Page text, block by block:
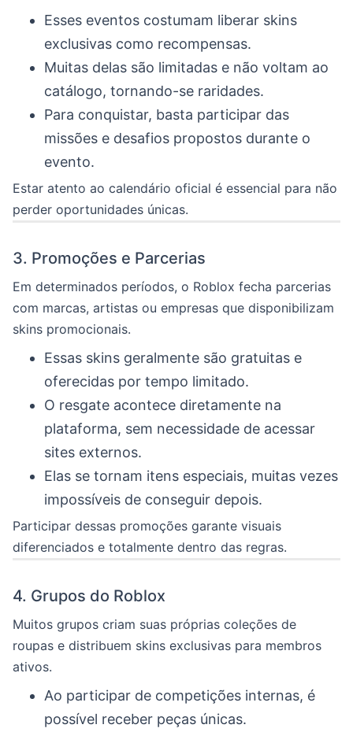
Esses eventos costumam liberar skins
exclusivas como recompensas.
Muitas delas são limitadas e não voltam ao
catálogo, tornando-se raridades.
Para conquistar, basta participar das
missões e desafios propostos durante o
evento.
Estar atento ao calendário oficial é essencial para não
perder oportunidades únicas.
3. Promoções e Parcerias
Em determinados períodos, o Roblox fecha parcerias
com marcas, artistas ou empresas que disponibilizam
skins promocionais.
Essas skins geralmente são gratuitas e
oferecidas por tempo limitado.
O resgate acontece diretamente na
plataforma, sem necessidade de acessar
sites externos.
Elas se tornam itens especiais, muitas vezes
impossíveis de conseguir depois.
Participar dessas promoções garante visuais
diferenciados e totalmente dentro das regras.
4. Grupos do Roblox
Muitos grupos criam suas próprias coleções de
roupas e distribuem skins exclusivas para membros
ativos.
Ao participar de competições internas, é
possível receber peças únicas.